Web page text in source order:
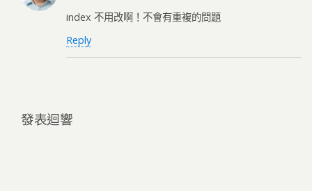
index 不用改啊！不會有重複的問題
Reply
發表迴響